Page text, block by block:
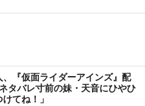
『仮面ライダーアインズ』配
タバレ寸前の妹・天音にひやひ
てね！」